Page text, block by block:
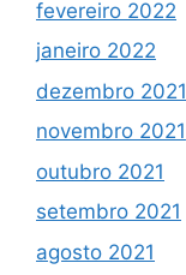
fevereiro 2022
janeiro 2022
dezembro 2021
novembro 2021
outubro 2021
setembro 2021
agosto 2021